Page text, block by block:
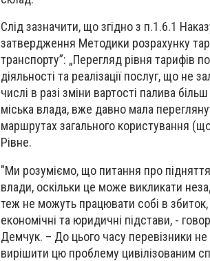
Слід зазначити, що згідно з п.1.6.1
затвердження Методики розрахунку
транспорту”: „Перегляд рівня тарифів
діяльності та реалізації послуг, що не
числі в разі зміни вартості палива
міська влада, вже давно мала
маршрутах загального користування
Рівне.
"Ми розуміємо, що питання про
влади, оскільки це може викликати
теж не можуть працювати собі в
економічні та юридичні підстави, -
Демчук. – До цього часу перевізники
вирішити цю проблему цивілізованим